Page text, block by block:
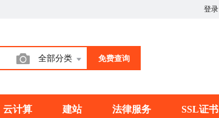
登录
全部分类 免费查询
云计算 建站 法律服务 SSL证书